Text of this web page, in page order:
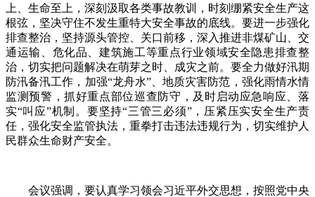
上、生命至上，深刻汲取各类事故教训，时刻绷紧安全生产这
根弦，坚决守住不发生重特大安全事故的底线。要进一步强化
排查整治，坚持源头管控、关口前移，深入推进非煤矿山、交
通运输、危化品、建筑施工等重点行业领域安全隐患排查整
治，切实把问题解决在萌芽之时、成灾之前。要全力做好汛期
防汛备汛工作，加强“龙舟水”、地质灾害防范，强化雨情水情
监测预警，抓好重点部位巡查防守，及时启动应急响应、落
实“叫应”机制。要坚持“三管三必须”，压紧压实安全生产责
任，强化安全监管执法，重拳打击违法违规行为，切实维护人
民群众生命财产安全。
会议强调，要认真学习领会习近平外交思想，按照党中央